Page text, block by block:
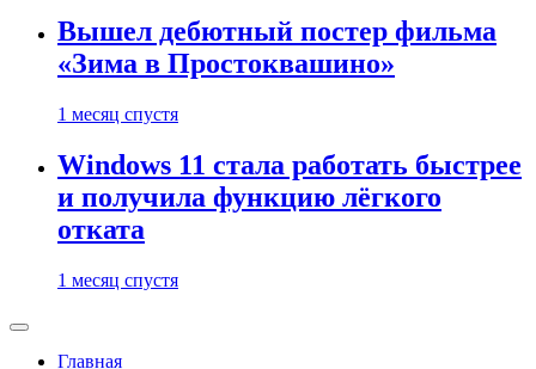
Вышел дебютный постер фильма
«Зима в Простоквашино»
1 месяц спустя
Windows 11 стала работать быстрее
и получила функцию лёгкого
отката
1 месяц спустя
Главная